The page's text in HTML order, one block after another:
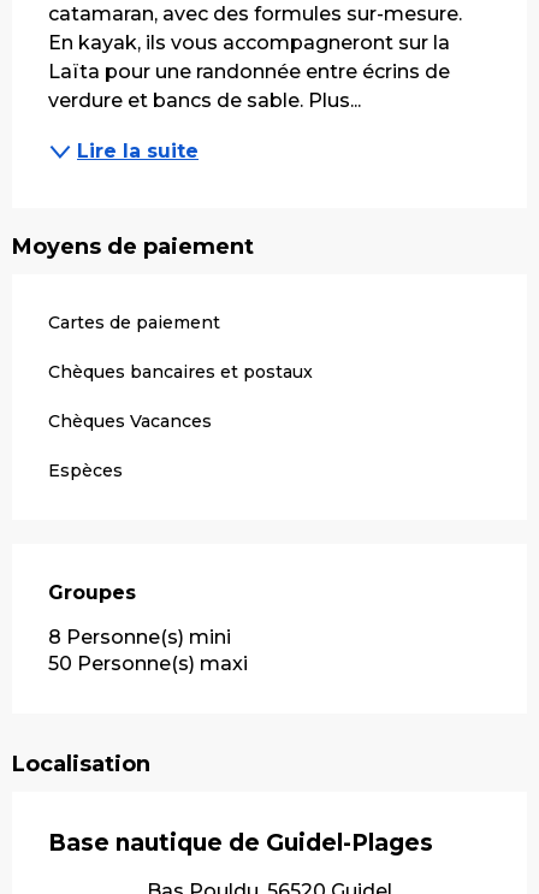
catamaran, avec des formules sur-mesure.
En kayak, ils vous accompagneront sur la
Laïta pour une randonnée entre écrins de
verdure et bancs de sable. Plus...
Lire la suite
Moyens de paiement
Cartes de paiement
Chèques bancaires et postaux
Chèques Vacances
Espèces
Groupes
Groupes
8 Personne(s) mini
50 Personne(s) maxi
Localisation
Base nautique de Guidel-Plages